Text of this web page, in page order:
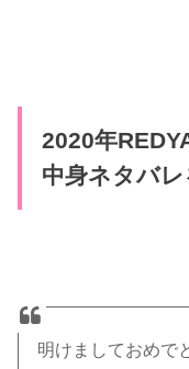
2020年
中身ネタバレ
明けましておめで